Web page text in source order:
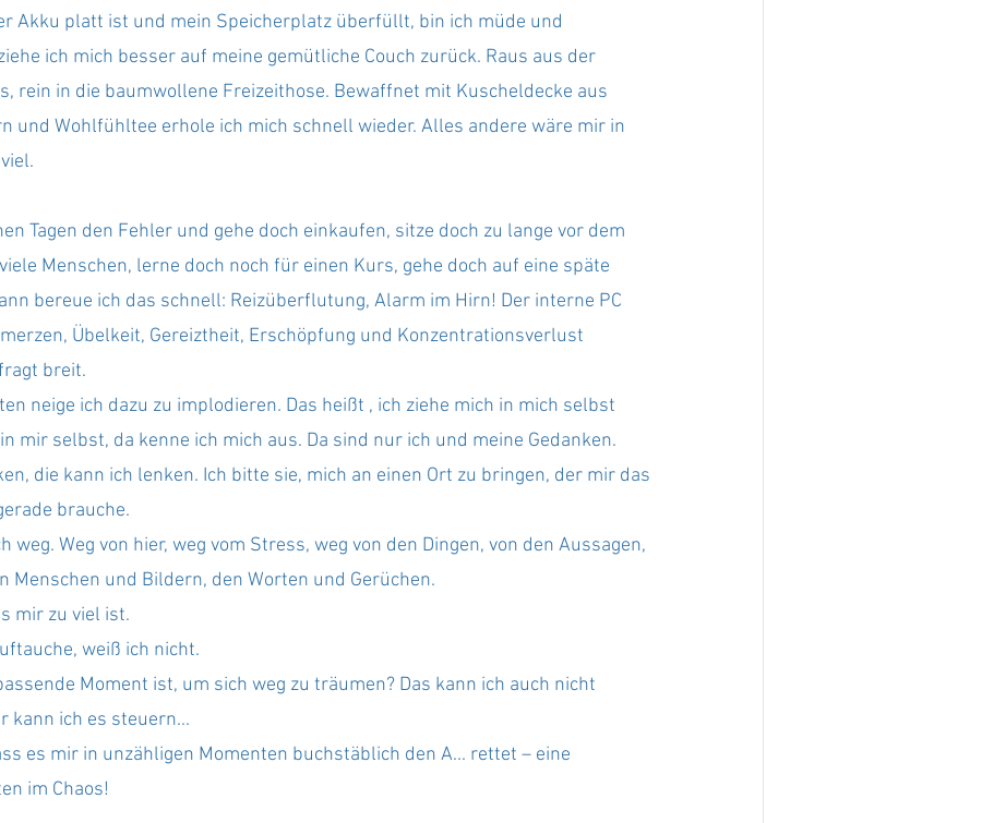
Akku platt ist und mein Speicherplatz überfüllt, bin ich müde und
ich mich besser auf meine gemütliche Couch zurück. Raus aus der
rein in die baumwollene Freizeithose. Bewaffnet mit Kuscheldecke aus
und Wohlfühltee erhole ich mich schnell wieder. Alles andere wäre mir in
Tagen den Fehler und gehe doch einkaufen, sitze doch zu lange vor dem
Menschen, lerne doch noch für einen Kurs, gehe doch auf eine späte
bereue ich das schnell: Reizüberflutung, Alarm im Hirn! Der interne PC
Übelkeit, Gereiztheit, Erschöpfung und Konzentrationsverlust
breit.
neige ich dazu zu implodieren. Das heißt , ich ziehe mich in mich selbst
mir selbst, da kenne ich mich aus. Da sind nur ich und meine Gedanken.
die kann ich lenken. Ich bitte sie, mich an einen Ort zu bringen, der mir das
brauche.
weg. Weg von hier, weg vom Stress, weg von den Dingen, von den Aussagen,
Menschen und Bildern, den Worten und Gerüchen.
mir zu viel ist.
weiß ich nicht.
Moment ist, um sich weg zu träumen? Das kann ich auch nicht
kann ich es steuern...
es mir in unzähligen Momenten buchstäblich den A... rettet – eine
im Chaos!